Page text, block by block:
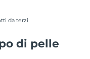
da terzi
di pelle